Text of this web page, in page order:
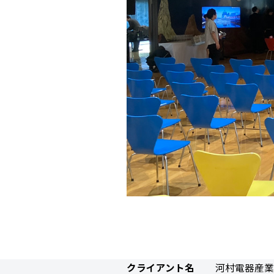
クライアント名 河村電器産